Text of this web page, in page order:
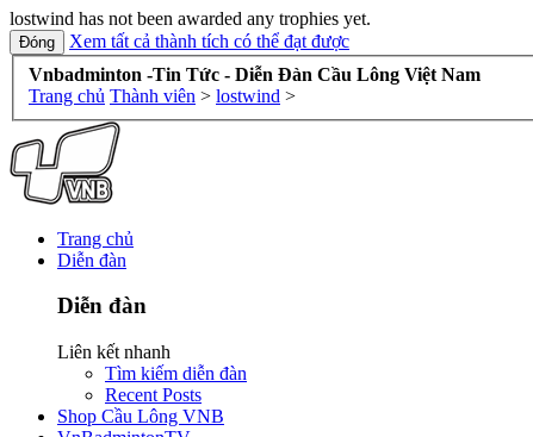
lostwind has not been awarded any trophies yet.
Xem tất cả thành tích có thể đạt được
Vnbadminton -Tin Tức - Diễn Đàn Cầu Lông Việt Nam
Trang chủ Thành viên > lostwind >
Trang chủ
Diễn đàn
Diễn đàn
Liên kết nhanh
Tìm kiếm diễn đàn
Recent Posts
Shop Cầu Lông VNB